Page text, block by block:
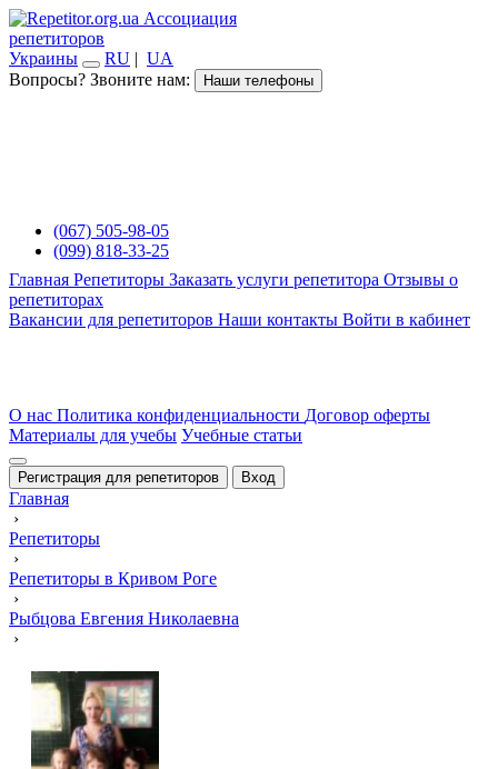
Ассоциация
репетиторов
Украины
RU | UA
Вопросы? Звоните нам:
Наши телефоны
(067) 505-98-05
(099) 818-33-25
Главная Репетиторы Заказать услуги репетитора Отзывы о
репетиторах
Вакансии для репетиторов Наши контакты Войти в кабинет
О нас Политика конфиденциальности Договор оферты
Материалы для учебы Учебные статьи
Регистрация для репетиторов Вход
Главная
›
Репетиторы
›
Репетиторы в Кривом Роге
›
Рыбцова Евгения Николаевна
›